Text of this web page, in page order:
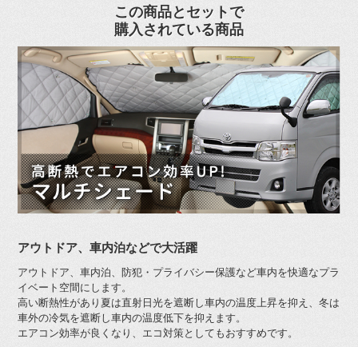
この商品とセットで
購入されている商品
アウトドア、車内泊などで大活躍
アウトドア、車内泊、防犯・プライバシー保護など車内を快適なプラ
イベート空間にします。
高い断熱性があり夏は直射日光を遮断し車内の温度上昇を抑え、冬は
車外の冷気を遮断し車内の温度低下を抑えます。
エアコン効率が良くなり、エコ対策としてもおすすめです。